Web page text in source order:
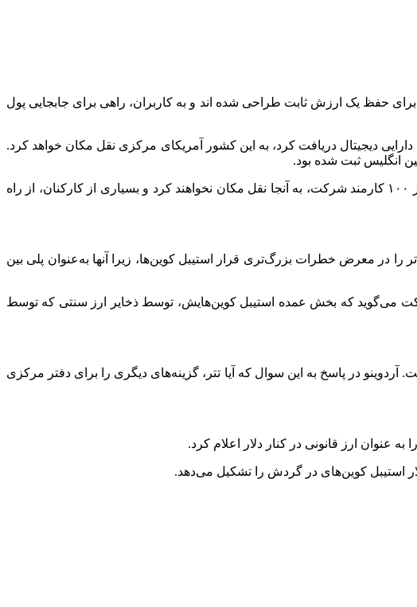
حفظ یک ارزش ثابت طراحی شده اند و به کاربران، راهی برای جابجایی پول
دارایی دیجیتال دریافت کرد، به این کشور آمریکای مرکزی نقل مکان خواهد کرد.
انگلیس ثبت شده بود.
مدیرعامل تتر گفت: با این انتقال به السالوادور، اولین باری است که ما یک دفتر مرکزی فیزیکی خواهیم داشت. اما همه بیش از ۱۰۰ کارمند شرکت، به آنجا نقل مکان نخواهند کرد و بسیاری از کارکنان، از راه
را در معرض خطرات بزرگ‌تری قرار استیبل کوین‌ها، زیرا آنها به‌عنوان پلی بین
می‌گوید که بخش عمده استیبل کوین‌هایش، توسط ذخایر ارز سنتی که توسط
در پاسخ به این سوال که آیا تتر، گزینه‌های دیگری را برای دفتر مرکزی
ارز قانونی در کنار دلار اعلام کرد.